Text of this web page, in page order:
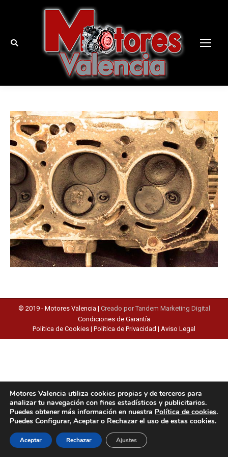
Buscar:
© 2019 - Motores Valencia | Creado por Tandem Marketing Digital
Condiciones de Garantía
Política de Cookies | Política de Privacidad | Aviso Legal
Motores Valencia utiliza cookies propias y de terceros para
analizar tu navegación con fines estadísticos y publicitarios.
Puedes obtener más información en nuestra Política de cookies.
Puedes Configurar, Aceptar o Rechazar el uso de estas cookies.
Aceptar Rechazar Ajustes